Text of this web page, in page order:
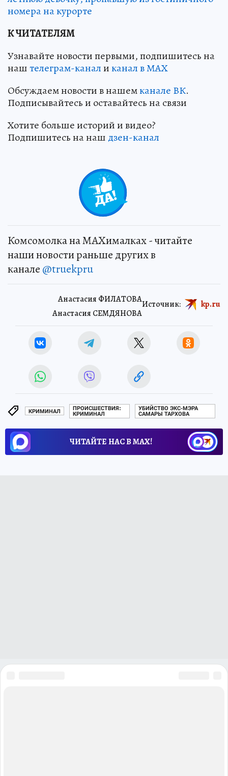
номера на курорте
К ЧИТАТЕЛЯМ
Узнавайте новости первыми, подпишитесь на
наштелеграм-каналиканал в МАХ
Обсуждаем новости в нашемканале ВК.
Подписывайтесь и оставайтесь на связи
Хотите больше историй и видео?
Подпишитесь на наш дзен-канал
Комсомолка на MAXималках - читайте
наши новости раньше других в
канале @truekpru
Анастасия ФИЛАТОВА
Анастасия СЕМДЯНОВА
Источник: kp.ru
КРИМИНАЛ
ПРОИСШЕСТВИЯ:
КРИМИНАЛ
УБИЙСТВО ЭКС-МЭРА
САМАРЫ ТАРХОВА
ЧИТАЙТЕ НАС В МАХ!